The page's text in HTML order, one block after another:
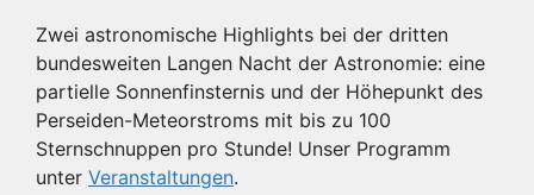
Zwei astronomische Highlights bei der dritten
bundesweiten Langen Nacht der Astronomie: eine
partielle Sonnenfinsternis und der Höhepunkt des
Perseiden-Meteorstroms mit bis zu 100
Sternschnuppen pro Stunde! Unser Programm
unter Veranstaltungen.